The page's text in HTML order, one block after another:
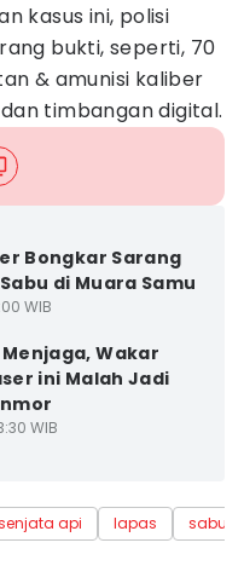
kasus ini, polisi
bukti, seperti, 70
& amunisi kaliber
timbangan digital.
Bongkar Sarang
di Muara Samu
WIB
Wakar
ini Malah Jadi
WIB
api lapas
sabu